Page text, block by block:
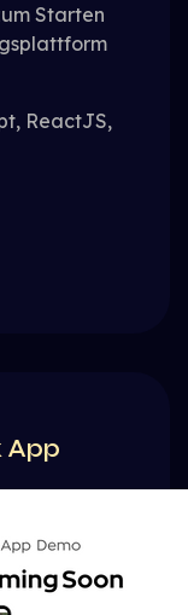
Starten
ReactJS,
App